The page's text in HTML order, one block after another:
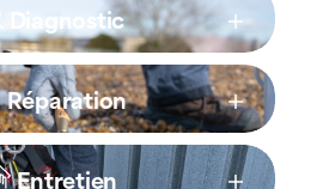
Diagnostic
Réparation
Entretien